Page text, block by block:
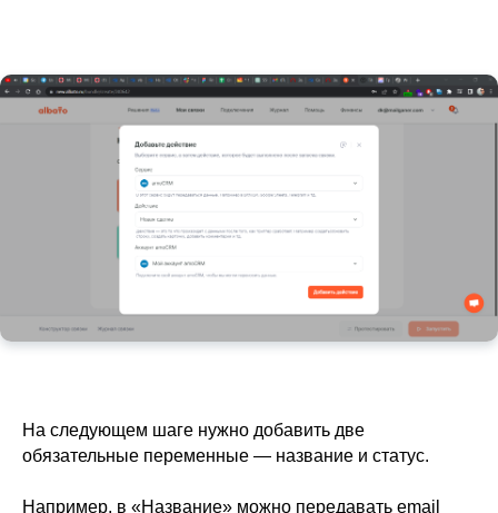
На следующем шаге нужно добавить две
обязательные переменные — название и статус.
Например, в «Название» можно передавать email